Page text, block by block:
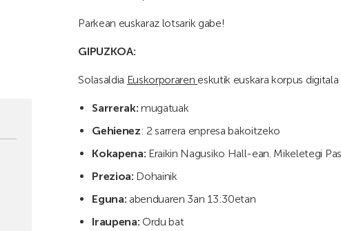
Parkean euskaraz lotsarik gabe!
GIPUZKOA:
Solasaldia Euskorporaren eskutik euskara korpus
Sarrerak: mugatuak
Gehienez: 2 sarrera enpresa bakoitzeko
Kokapena: Eraikin Nagusiko Hall-ean. Mikeletegi
Prezioa: Dohainik
Eguna: abenduaren 3an 13:30etan
Iraupena: Ordu bat